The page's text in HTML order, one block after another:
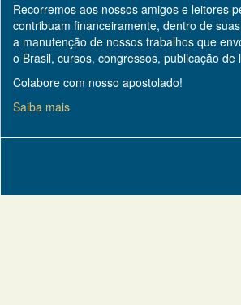
Recorremos aos nossos amigos e leitores
contribuam financeiramente, dentro de
a manutenção de nossos trabalhos que
o Brasil, cursos, congressos, publicação de
Colabore com nosso apostolado!
Saiba mais